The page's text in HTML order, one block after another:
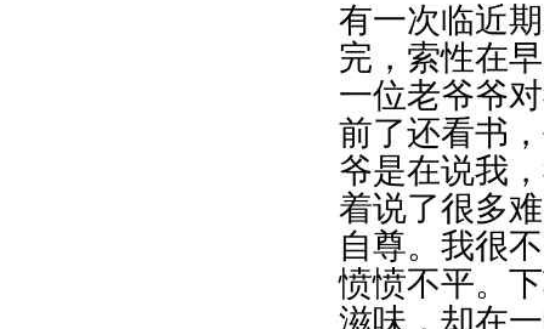
有一次临近
完，索性在
一位老爷爷
前了还看书
爷是在说我
着说了很多
自尊。我很
愤愤不平。
滋味，却在